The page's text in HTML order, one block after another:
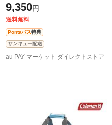
9,350円
送料無料
Pontaパス特典
サンキュー配送
au PAY マーケット ダイレクトストア